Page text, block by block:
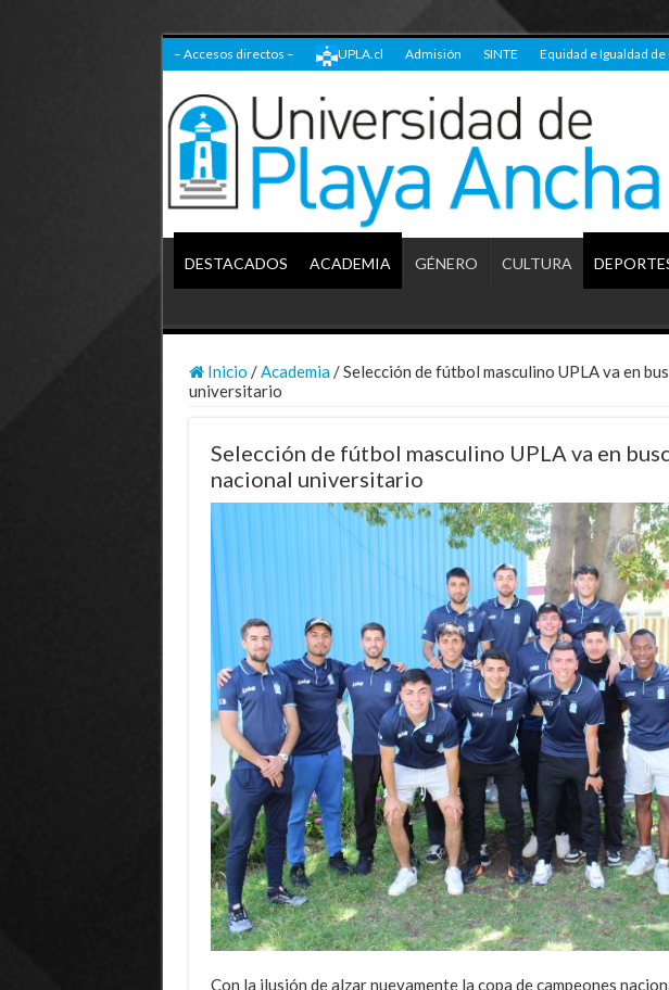
– Accesos directos – UPLA.cl Admisión SINTE Equidad e Igualdad
DESTACADOS ACADEMIA GÉNERO CULTURA
Inicio / Academia /Selección de fútbol masculino UPLA va en
universitario
Selección de fútbol masculino UPLA va en
nacional universitario
Con la ilusión de alzar nuevamente la copa de campeones